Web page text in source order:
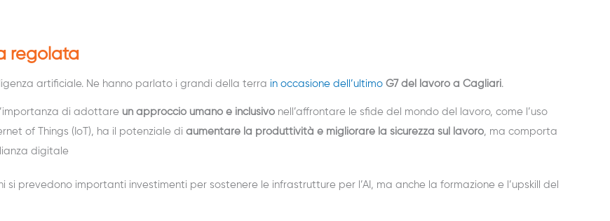
regolata
artificiale. Ne hanno parlato i grandi della terra in occasione dell’ultimo G7 del lavoro a Cagliari.
di adottare un approccio umano e inclusivo nell’affrontare le sfide del mondo del lavoro, come l’uso
of Things (IoT), ha il potenziale di aumentare la produttività e migliorare la sicurezza sul lavoro, ma comporta
digitale
si prevedono importanti investimenti per sostenere le infrastrutture per l’AI, ma anche la formazione e l’upskill del